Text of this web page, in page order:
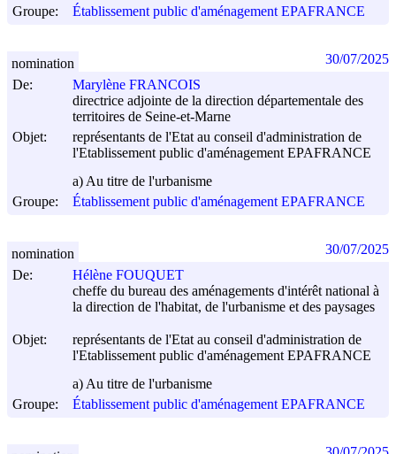
Groupe:
Établissement public d'aménagement EPAFRANCE
De:
Marylène FRANCOIS
directrice adjointe de la direction départementale des
territoires de Seine-et-Marne
Objet:
représentants de l'Etat au conseil d'administration de
l'Etablissement public d'aménagement EPAFRANCE
a) Au titre de l'urbanisme
Groupe:
Établissement public d'aménagement EPAFRANCE
nomination 30/07/2025
De:
Hélène FOUQUET
cheffe du bureau des aménagements d'intérêt national à
la direction de l'habitat, de l'urbanisme et des paysages
Objet:
représentants de l'Etat au conseil d'administration de
l'Etablissement public d'aménagement EPAFRANCE
a) Au titre de l'urbanisme
Groupe:
Établissement public d'aménagement EPAFRANCE
nomination 30/07/2025